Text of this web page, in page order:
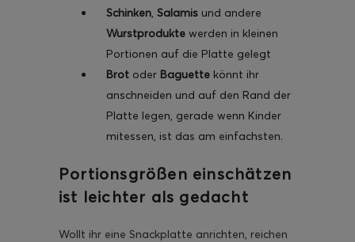
Schinken, Salamis und andere
Wurstprodukte werden in kleinen
Portionen auf die Platte gelegt
Brot oder Baguette könnt ihr
anschneiden und auf den Rand der
Platte legen, gerade wenn Kinder
mitessen, ist das am einfachsten.
Portionsgrößen einschätzen
ist leichter als gedacht
Wollt ihr eine Snackplatte anrichten, reichen